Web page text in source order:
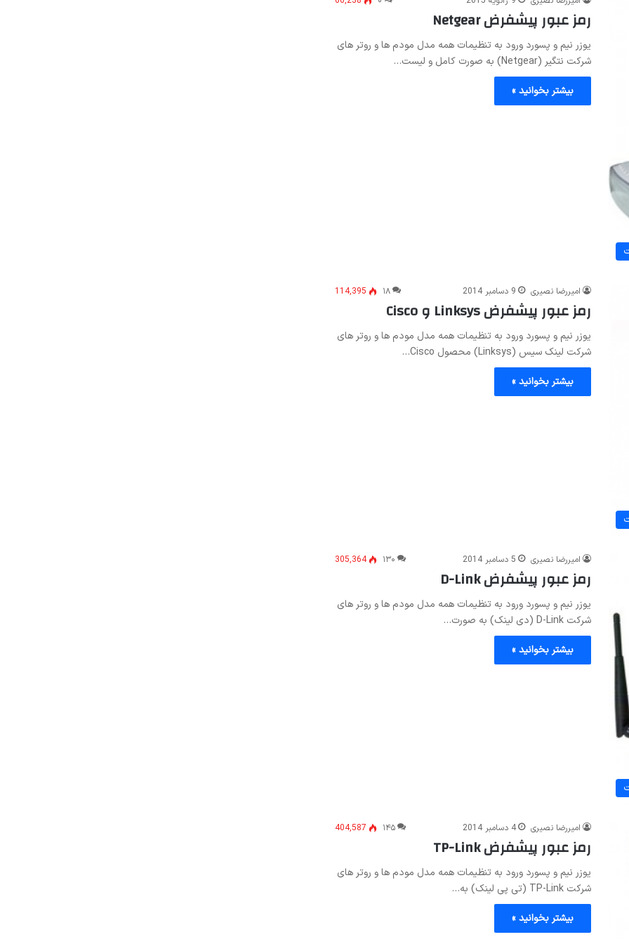
رمز عبور پیشفرض Netgear
یوزر نیم و پسورد ورود به تنظیمات همه مدل مودم ها و روتر های
شرکت نتگیر (Netgear) به صورت کامل و لیست…
بیشتر بخوانید »
امیررضا نصیری 9 دسامبر 2014 ۱۸ 114,395
رمز عبور پیشفرض Linksys و Cisco
یوزر نیم و پسورد ورود به تنظیمات همه مدل مودم ها و روتر های
شرکت لینک سیس (Linksys) محصول Cisco…
بیشتر بخوانید »
امیررضا نصیری 5 دسامبر 2014 ۱۳۰ 305,364
رمز عبور پیشفرض D-Link
یوزر نیم و پسورد ورود به تنظیمات همه مدل مودم ها و روتر های
شرکت D-Link (دی لینک) به صورت…
بیشتر بخوانید »
امیررضا نصیری 4 دسامبر 2014 ۱۴۵ 404,587
رمز عبور پیشفرض TP-Link
یوزر نیم و پسورد ورود به تنظیمات همه مدل مودم ها و روتر های
شرکت TP-Link (تی پی لینک) به…
بیشتر بخوانید »